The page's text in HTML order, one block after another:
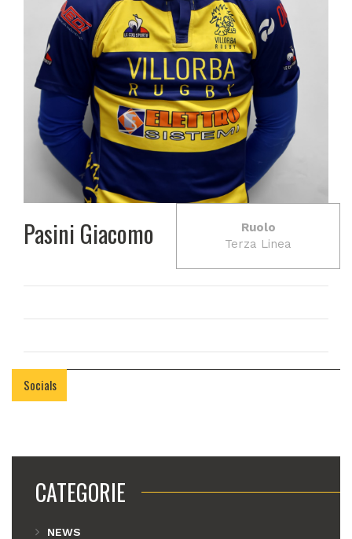
Pasini Giacomo
Ruolo
Terza Linea
Socials
CATEGORIE
NEWS